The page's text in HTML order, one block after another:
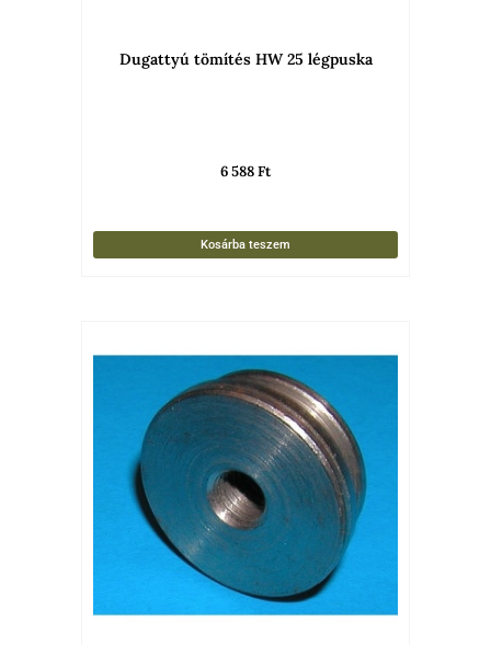
Dugattyú tömítés HW 25 légpuska
6 588Ft
Kosárba teszem